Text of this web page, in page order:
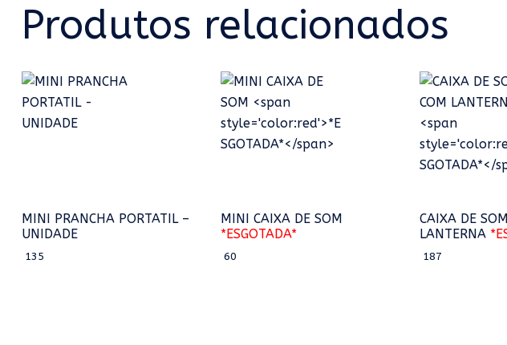
Produtos relacionados
MINI PRANCHA PORTATIL –
UNIDADE
135
MINI CAIXA DE SOM
*ESGOTADA*
60
CAIXA DE
LANTERNA
187